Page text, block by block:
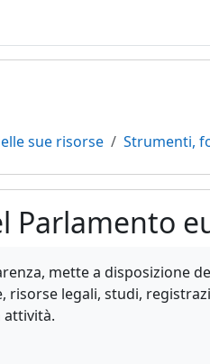
sue risorse Strumenti,
Parlamento
mette a disposizione
legali, studi,
attività.